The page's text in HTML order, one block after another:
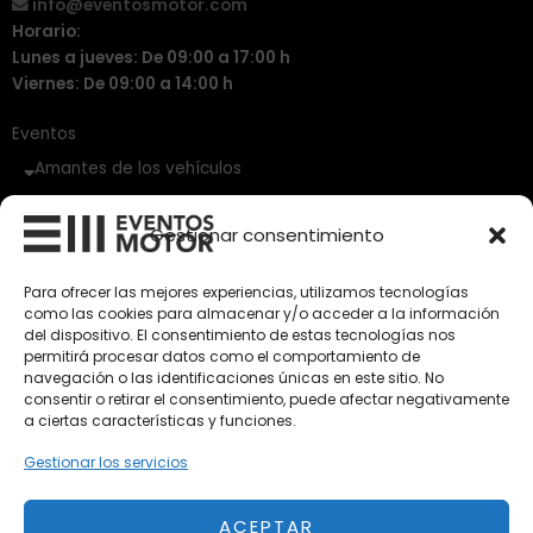
Gestionar consentimiento
Para ofrecer las mejores experiencias, utilizamos tecnologías
como las cookies para almacenar y/o acceder a la información
del dispositivo. El consentimiento de estas tecnologías nos
permitirá procesar datos como el comportamiento de
navegación o las identificaciones únicas en este sitio. No
consentir o retirar el consentimiento, puede afectar negativamente
a ciertas características y funciones.
Gestionar los servicios
ACEPTAR
info@eventosmotor.com
Horario:
Lunes a jueves: De 09:00 a 17:00 h
Viernes: De 09:00 a 14:00 h
Eventos
Amantes de los vehículos
Vehículos Clásicos
Vehículos de Ocasión
Próximos
Eclipse by SELECTO
Del 12/08/2026 al 12/08/2026
Del 02/10/2026 al 05/10/2026